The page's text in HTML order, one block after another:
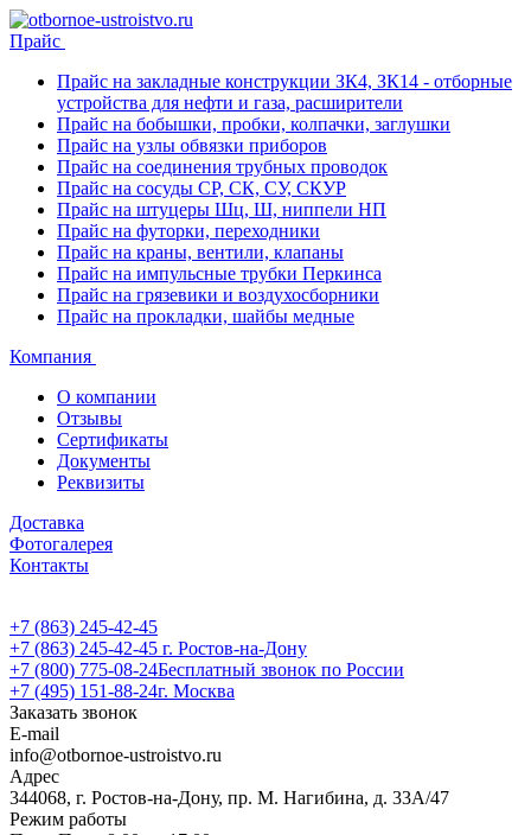
Прайс
Прайс на закладные конструкции ЗК4, ЗК14 - отборные
устройства для нефти и газа, расширители
Прайс на бобышки, пробки, колпачки, заглушки
Прайс на узлы обвязки приборов
Прайс на соединения трубных проводок
Прайс на сосуды СР, СК, СУ, СКУР
Прайс на штуцеры Шц, Ш, ниппели НП
Прайс на футорки, переходники
Прайс на краны, вентили, клапаны
Прайс на импульсные трубки Перкинса
Прайс на грязевики и воздухосборники
Прайс на прокладки, шайбы медные
Компания
О компании
Отзывы
Сертификаты
Документы
Реквизиты
Доставка
Фотогалерея
Контакты
+7 (863) 245-42-45
+7 (863) 245-42-45 г. Ростов-на-Дону
+7 (800) 775-08-24Бесплатный звонок по России
+7 (495) 151-88-24г. Москва
Заказать звонок
E-mail
info@otbornoe-ustroistvo.ru
Адрес
344068, г. Ростов-на-Дону, пр. М. Нагибина, д. 33А/47
Режим работы